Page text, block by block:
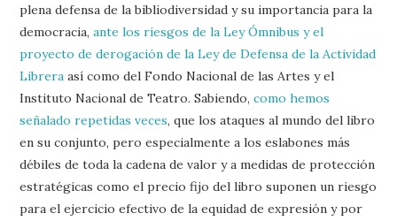
plena defensa de la bibliodiversidad y su importancia para la
democracia,ante los riesgos de la Ley Ómnibus y el
proyecto de derogación de la Ley de Defensa de la Actividad
Librera así como del Fondo Nacional de las Artes y el
Instituto Nacional de Teatro. Sabiendo,como hemos
señalado repetidas veces, que los ataques al mundo del libro
en su conjunto, pero especialmente a los eslabones más
débiles de toda la cadena de valor y a medidas de protección
estratégicas como el precio fijo del libro suponen un riesgo
para el ejercicio efectivo de la equidad de expresión y por